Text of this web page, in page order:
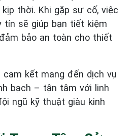
thời. Khi gặp sự cố, việc
tín sẽ giúp bạn tiết kiệm
bảo an toàn cho thiết
kết mang đến dịch vụ
bạch – tận tâm với linh
ngũ kỹ thuật giàu kinh